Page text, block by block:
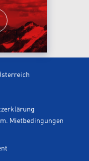
Mietbedingungen